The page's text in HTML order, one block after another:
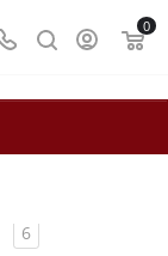
0
6